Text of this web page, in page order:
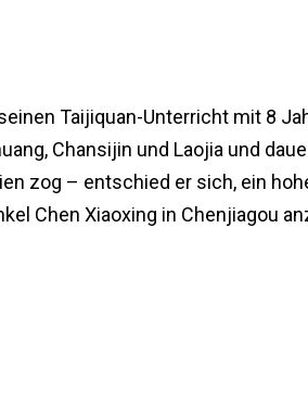
Taijiquan-Unterricht mit 8
Chansijin und Laojia und
zog – entschied er sich, ein
Chen Xiaoxing in Chenjiagou